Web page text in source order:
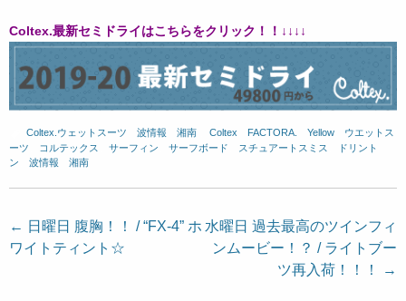
Coltex.最新セミドライはこちらをクリック！！ ↓↓↓↓
Coltex.ウェットスーツ 波情報 湘南 Coltex FACTORA. Yellow
ウエットス
ーツ
コルテックス サーフィン サーフボード スチュアートスミス
ドリント
ン
波情報 湘南
投
稿
← 日曜日 腹胸！！ / “FX-4” ホ
ワイトティント☆
水曜日 過去最高のツインフィ
ンムービー！？ / ライトブー
ツ再入荷！！！
→